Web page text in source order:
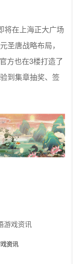
在上海正大广场
圣唐战略布局，
方也在3楼打造了
到集章抽奖、签
资讯